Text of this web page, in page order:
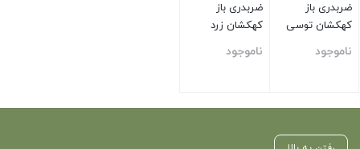
ضربدری باز
کهکشان توسی
ناموجود
ضربدری باز
کهکشان زرد
ناموجود